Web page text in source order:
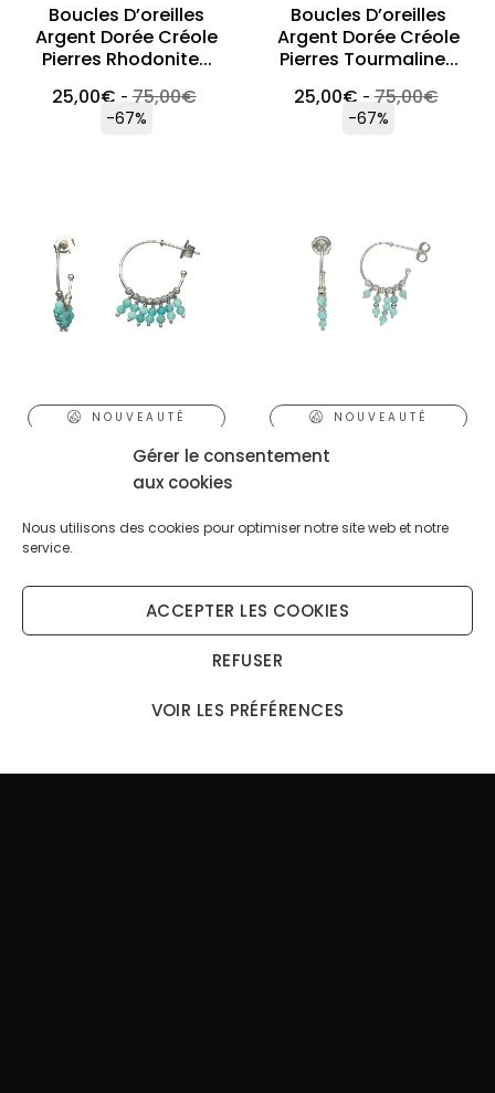
Gérer le consentement
aux cookies
Nous utilisons des cookies pour optimiser notre site web et notre
service.
ACCEPTER LES COOKIES
REFUSER
VOIR LES PRÉFÉRENCES
Boucles D’oreilles
Argent Dorée Créole
Pierres Rhodonite...
25,00€ -75,00€
-67%
Boucles D’oreilles
Argent Dorée Créole
Pierres Tourmaline...
25,00€ -75,00€
-67%
NOUVEAUTÉ
Boucles D’oreilles
Argent Rhodié Créole
25,00€ -75,00€
NOUVEAUTÉ
Boucles D’oreilles
25,00€-75,00€